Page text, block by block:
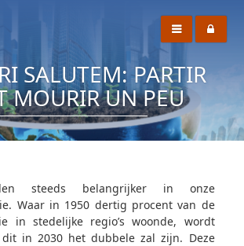
SALUTEM: PARTIR
MOURIR UN PEU
steeds belangrijker in onze
Waar in 1950 dertig procent van de
in stedelijke regio’s woonde, wordt
in 2030 het dubbele zal zijn. Deze